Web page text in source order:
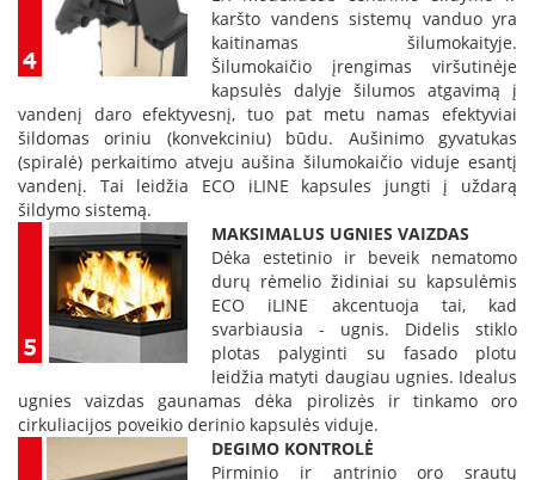
č
u
i
a
t
s
p
s
t
k
l
karšto vandens sistemų vanduo yra
kaitinamas šilumokaityje.
Šilumokaičio įrengimas viršutinėje
kapsulės dalyje šilumos atgavimą į
vandenį daro efektyvesnį, tuo pat metu namas efektyviai
šildomas oriniu (konvekciniu) būdu. Aušinimo gyvatukas
(spiralė) perkaitimo atveju aušina šilumokaičio viduje esantį
vandenį. Tai leidžia ECO iLINE kapsules jungti į uždarą
šildymo sistemą.
MAKSIMALUS UGNIES VAIZDAS
Dėka estetinio ir beveik nematomo
durų rėmelio židiniai su kapsulėmis
ECO iLINE akcentuoja tai, kad
svarbiausia - ugnis. Didelis stiklo
plotas palyginti su fasado plotu
leidžia matyti daugiau ugnies. Idealus
ugnies vaizdas gaunamas dėka pirolizės ir tinkamo oro
cirkuliacijos poveikio derinio kapsulės viduje.
DEGIMO KONTROLĖ
Pirminio ir antrinio oro srautų